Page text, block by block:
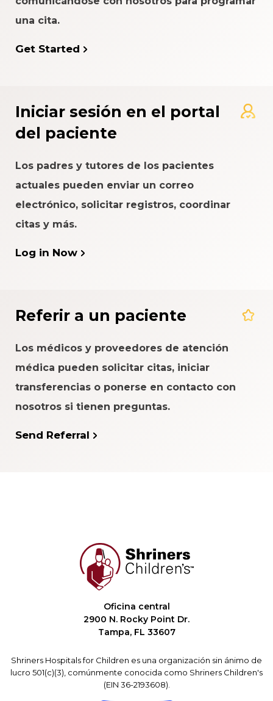
una cita.
Get Started
Iniciar sesión en el portal
del paciente
Los padres y tutores de los pacientes
actuales pueden enviar un correo
electrónico, solicitar registros, coordinar
citas y más.
Log in Now
Referir a un paciente
Los médicos y proveedores de atención
médica pueden solicitar citas, iniciar
transferencias o ponerse en contacto con
nosotros si tienen preguntas.
Send Referral
Oficina central
2900 N. Rocky Point Dr.
Tampa, FL 33607
Shriners Hospitals for Children es una organización sin ánimo de
lucro 501(c)(3), comúnmente conocida como Shriners Children's
(EIN 36-2193608).